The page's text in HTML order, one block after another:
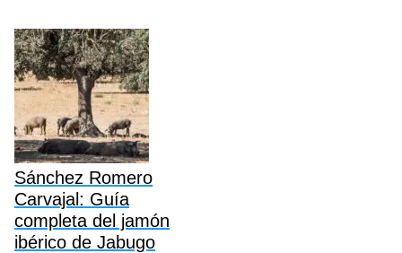
Sánchez Romero
Carvajal: Guía
completa del jamón
ibérico de Jabugo